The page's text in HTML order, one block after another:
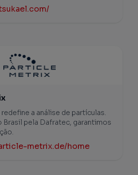
a análise de partículas.
Brasil pela Dafratec, garantimos
metrix.de/home